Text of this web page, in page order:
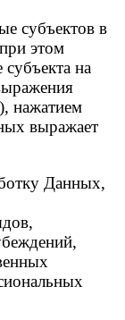
субъектов в
этом
на
нажатием
выражает
Данных,